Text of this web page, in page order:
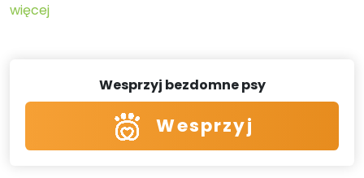
więcej
Wesprzyj bezdomne psy
Wesprzyj